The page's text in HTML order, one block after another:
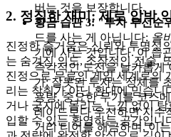
버는 것을 보장합니다.
황금 습관 3: "투자 우선순
드를 사는 게 아닙니다; 올
기에 사는 것입니다. 이 습
즉각적인 도전을 날카롭게
가: 잘못된 투자는 정체를
용량, 중요한 무기를 코스
레이드보다 우선하면 지수
거리 티어를 해금하며, 이
2. 정직한 재미: 제로 압박
진정한 즐거움은 신뢰와 투명성
는 숨겨진 의도, 조작적인 전술,
진정으로 무료인 게임 세계로의
리는 착취가 아닌 환대에 믿습니
거나 궁지에 몰리는 느낌 없이
입할 수 있는 환영하는 공간입니